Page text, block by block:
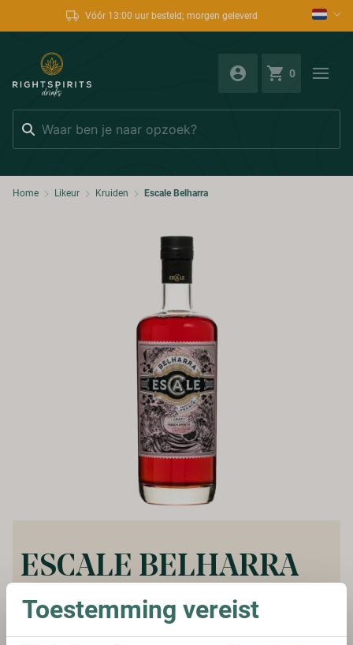
Vóór 13:00 uur besteld; morgen geleverd
0
Home Likeur Kruiden Escale Belharra
ESCALE BELHARRA
Vanaf:
€ 9,95€ 15,95
Toestemming vereist